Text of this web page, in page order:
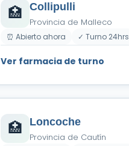
🏥 Collipulli
Provincia de Malleco
⏰ Abierto ahora ✓ Turno 24hrs
Ver farmacia de turno
🏥 Loncoche
Provincia de Cautín